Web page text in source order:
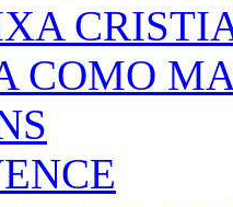
COMO